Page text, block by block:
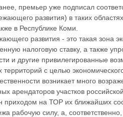
премьер уже подписал
развития) в таких
в Республике Коми.
развития - это такая зона
налоговую ставку, а также
и другие привилегированные
территорий с целью
возникает много
арендаторов участков
приходом на ТОР их ближайших
рабочую силу, а,